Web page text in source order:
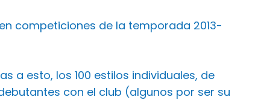
competiciones de la temporada 2013-
a esto, los 100 estilos individuales, de
con el club (algunos por ser su